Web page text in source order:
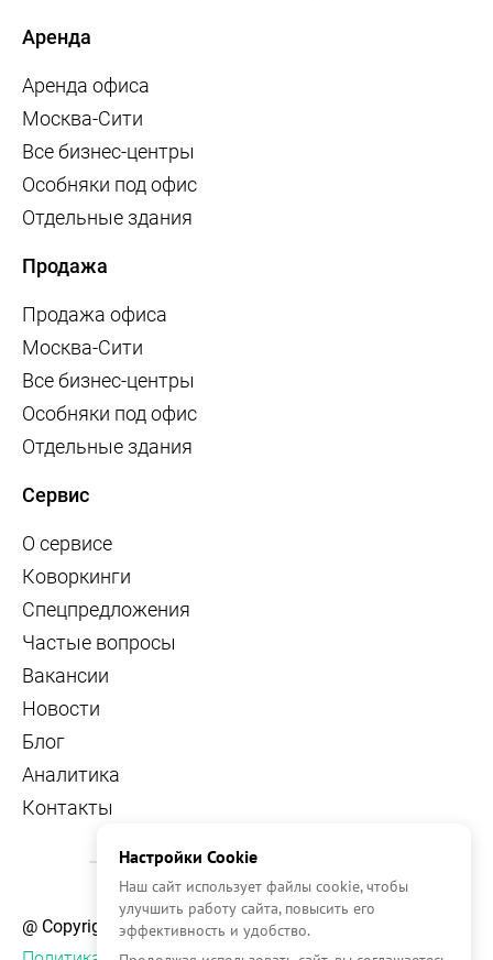
Аренда
Аренда офиса
Москва-Сити
Все бизнес-центры
Особняки под офис
Отдельные здания
Продажа
Продажа офиса
Москва-Сити
Все бизнес-центры
Особняки под офис
Отдельные здания
Сервис
О сервисе
Коворкинги
Спецпредложения
Частые вопросы
Вакансии
Новости
Блог
Аналитика
Контакты
@ Copyright, 2026 OFFICE NAVIGATOR
Настройки Cookie
Наш сайт использует файлы cookie, чтобы
улучшить работу сайта, повысить его
эффективность и удобство.